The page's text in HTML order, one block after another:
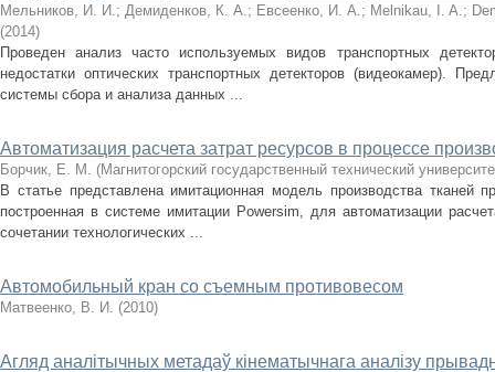
Мельников, И. И.; Демиденков, К. А.; Евсеенко, И. А.; Melnikau, I. A.;
(2014)
Проведен анализ часто используемых видов транспортных
недостатки оптических транспортных детекторов (видеокамер).
системы сбора и анализа данных ...
Автоматизация расчета затрат ресурсов в процессе
Борчик, Е. М. (Магнитогорский государственный технический
В статье представлена имитационная модель производства тканей
построенная в системе имитации Powersim, для автоматизации
сочетании технологических ...
Автомобильный кран со съемным противовесом
Матвеенко, В. И. (2010)
Агляд аналітычных метадаў кінематычнага аналізу